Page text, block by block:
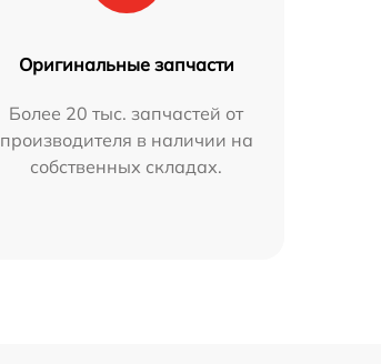
Оригинальные запчасти
Более 20 тыс. запчастей от
производителя в наличии на
собственных складах.